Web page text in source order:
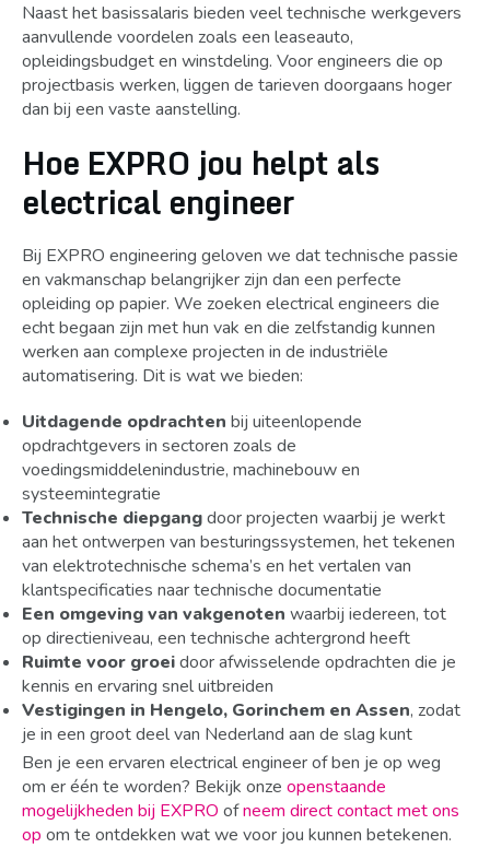
Naast het basissalaris bieden veel technische werkgevers
aanvullende voordelen zoals een leaseauto,
opleidingsbudget en winstdeling. Voor engineers die op
projectbasis werken, liggen de tarieven doorgaans hoger
dan bij een vaste aanstelling.
Hoe EXPRO jou helpt als
electrical engineer
Bij EXPRO engineering geloven we dat technische passie
en vakmanschap belangrijker zijn dan een perfecte
opleiding op papier. We zoeken electrical engineers die
echt begaan zijn met hun vak en die zelfstandig kunnen
werken aan complexe projecten in de industriële
automatisering. Dit is wat we bieden:
Uitdagende opdrachten bij uiteenlopende
opdrachtgevers in sectoren zoals de
voedingsmiddelenindustrie, machinebouw en
systeemintegratie
Technische diepgangdoor projecten waarbij je werkt
aan het ontwerpen van besturingssystemen, het tekenen
van elektrotechnische schema’s en het vertalen van
klantspecificaties naar technische documentatie
Een omgeving van vakgenoten waarbij iedereen, tot
op directieniveau, een technische achtergrond heeft
Ruimte voor groeidoor afwisselende opdrachten die je
kennis en ervaring snel uitbreiden
Vestigingen in Hengelo, Gorinchem en Assen, zodat
je in een groot deel van Nederland aan de slag kunt
Ben je een ervaren electrical engineer of ben je op weg
om er één te worden? Bekijk onze openstaande
mogelijkheden bij EXPRO ofneem direct contact met ons
op om te ontdekken wat we voor jou kunnen betekenen.